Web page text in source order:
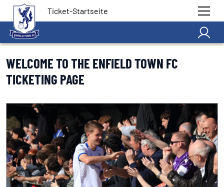
Ticket-Startseite
WELCOME TO THE ENFIELD TOWN FC
TICKETING PAGE